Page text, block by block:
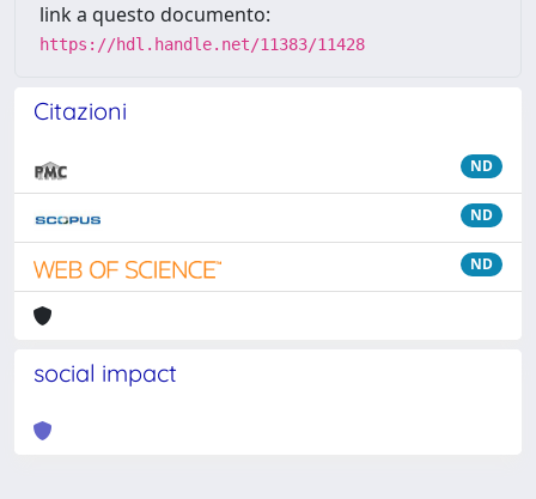
link a questo documento:
https://hdl.handle.net/11383/11428
Citazioni
ND
ND
ND
social impact